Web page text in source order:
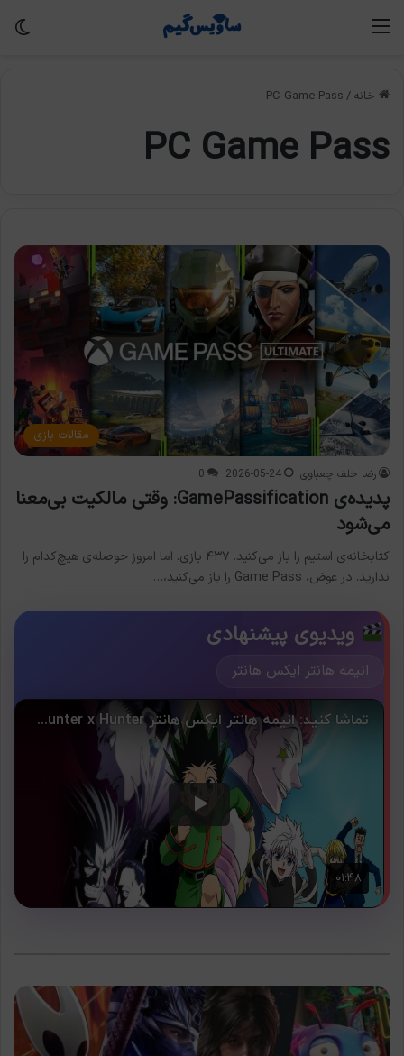
منو
خانه /
PC Game Pass
PC Game Pass
مقالات بازی
رضا خلف چعباوی 2026-05-24
0
پدیده‌ی GamePassification: وقتی مالکیت بی‌معنا
می‌شود
کتابخانه‌ی استیم را باز می‌کنید. ۴۳۷ بازی. اما امروز حوصله‌ی هیچ‌کدام را
ندارید. در عوض، Game Pass را باز می‌کنید،…
ویدیوی پیشنهادی
انیمه هانتر ایکس هانتر